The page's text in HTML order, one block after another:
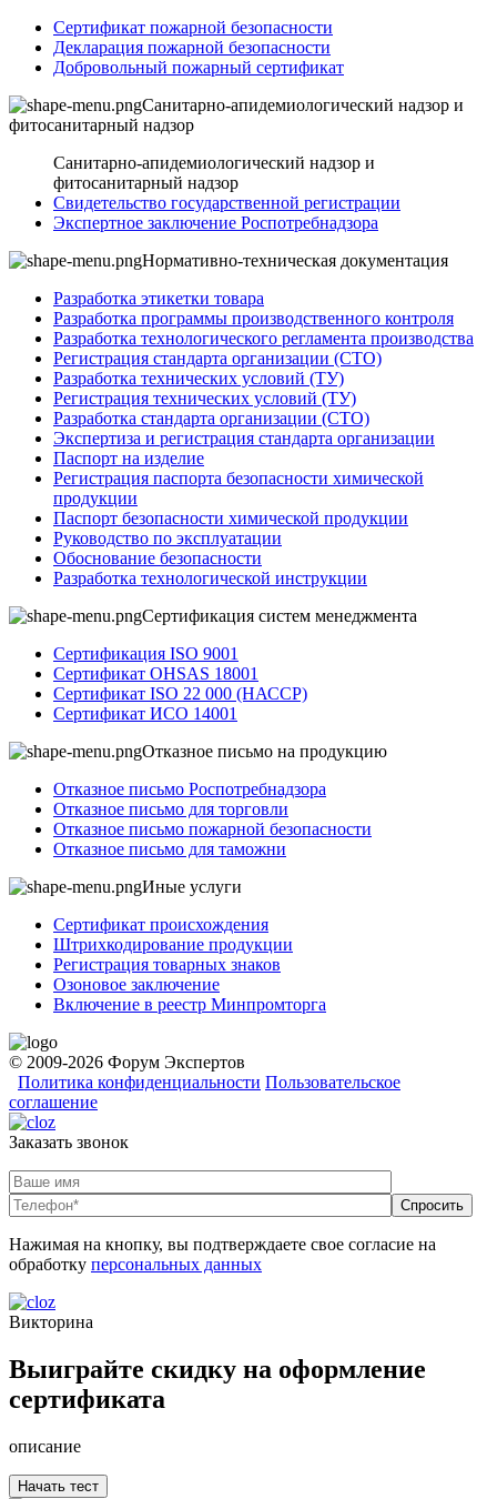
Сертификат пожарной безопасности
Декларация пожарной безопасности
Добровольный пожарный сертификат
Санитарно-апидемиологический надзор и
фитосанитарный надзор
Санитарно-апидемиологический надзор и
фитосанитарный надзор
Свидетельство государственной регистрации
Экспертное заключение Роспотребнадзора
Нормативно-техническая документация
Разработка этикетки товара
Разработка программы производственного контроля
Разработка технологического регламента производства
Регистрация стандарта организации (СТО)
Разработка технических условий (ТУ)
Регистрация технических условий (ТУ)
Разработка стандарта организации (СТО)
Экспертиза и регистрация стандарта организации
Паспорт на изделие
Регистрация паспорта безопасности химической
продукции
Паспорт безопасности химической продукции
Руководство по эксплуатации
Обоснование безопасности
Разработка технологической инструкции
Сертификация систем менеджмента
Сертификация ISO 9001
Сертификат OHSAS 18001
Сертификат ISO 22 000 (НАССР)
Сертификат ИСО 14001
Отказное письмо на продукцию
Отказное письмо Роспотребнадзора
Отказное письмо для торговли
Отказное письмо пожарной безопасности
Отказное письмо для таможни
Иные услуги
Сертификат происхождения
Штрихкодирование продукции
Регистрация товарных знаков
Озоновое заключение
Включение в реестр Минпромторга
© 2009-2026 Форум Экспертов
Политика конфиденциальности Пользовательское
соглашение
Заказать звонок
Нажимая на кнопку, вы подтверждаете свое согласие на
обработку персональных данных
Викторина
Выиграйте скидку на оформление
сертификата
описание